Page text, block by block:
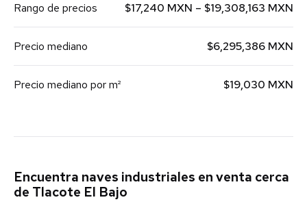
Rango de precios $17,240 MXN – $19,308,163 MXN
Precio mediano $6,295,386 MXN
Precio mediano por m² $19,030 MXN
Encuentra naves industriales en venta cerca
de Tlacote El Bajo